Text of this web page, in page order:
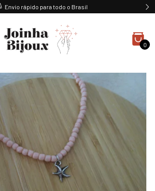
Ganhe 10% off na primeira compra
0